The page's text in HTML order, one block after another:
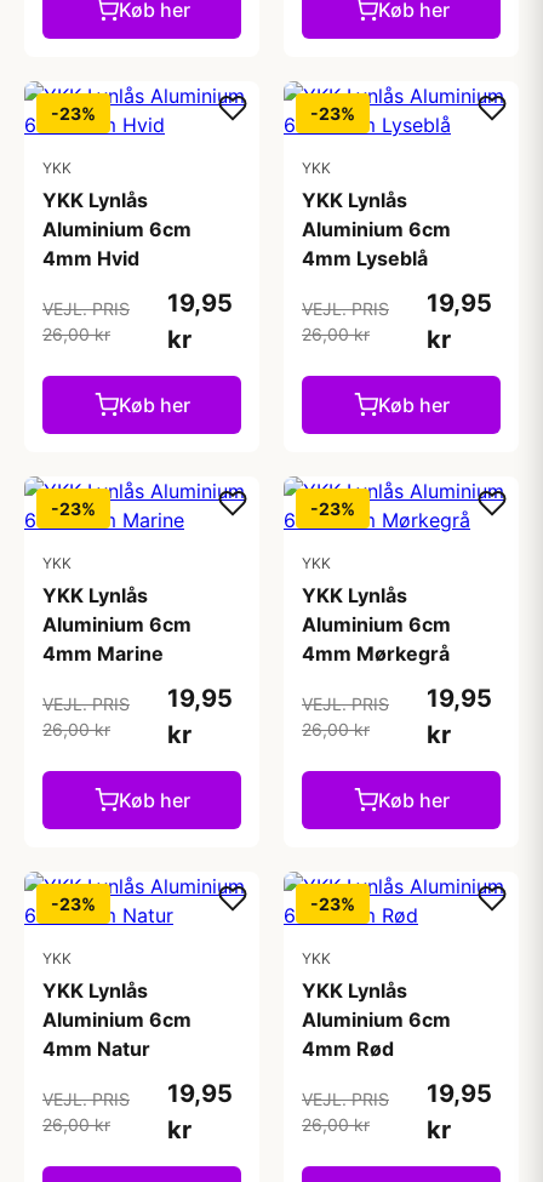
Køb her Køb her
-23%
YKK
YKK Lynlås
Aluminium 6cm
4mm Hvid
VEJL. PRIS
26,00 kr
19,95
kr
Køb her
-23%
YKK
YKK Lynlås
Aluminium 6cm
4mm Lyseblå
VEJL. PRIS
26,00 kr
19,95
kr
Køb her
-23%
YKK
YKK Lynlås
Aluminium 6cm
4mm Marine
VEJL. PRIS
26,00 kr
19,95
kr
Køb her
-23%
YKK
YKK Lynlås
Aluminium 6cm
4mm Mørkegrå
VEJL. PRIS
26,00 kr
19,95
kr
Køb her
-23%
YKK
YKK Lynlås
Aluminium 6cm
4mm Natur
VEJL. PRIS
26,00 kr
19,95
kr
-23%
YKK
YKK Lynlås
Aluminium 6cm
4mm Rød
VEJL. PRIS
26,00 kr
19,95
kr